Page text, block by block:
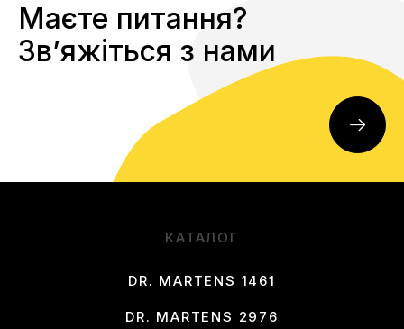
Маєте питання?
Звʼяжіться з нами
КАТАЛОГ
DR. MARTENS 1461
DR. MARTENS 2976